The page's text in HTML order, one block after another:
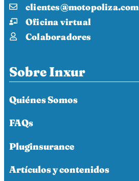
clientes@motopoliza.com
Oficina virtual
Colaboradores
Sobre Inxur
Quiénes Somos
FAQs
Pluginsurance
Artículos y contenidos